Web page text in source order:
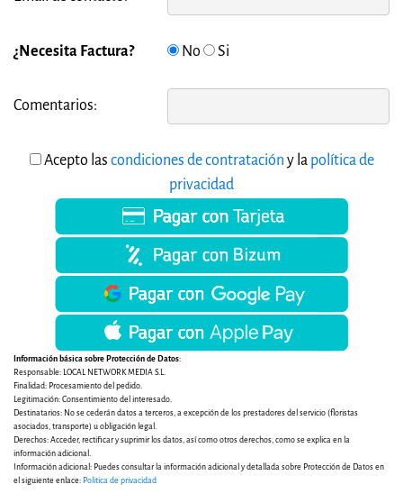
¿Necesita Factura? No Si
Comentarios:
Acepto las condiciones de contratación y la política de
privacidad
Información básica sobre Protección de Datos:
Responsable: LOCAL NETWORK MEDIA S.L.
Finalidad: Procesamiento del pedido.
Legitimación: Consentimiento del interesado.
Destinatarios: No se cederán datos a terceros, a excepción de los prestadores del servicio (floristas
asociados, transporte) u obligación legal.
Derechos: Acceder, rectificar y suprimir los datos, así como otros derechos, como se explica en la
información adicional.
Información adicional: Puedes consultar la información adicional y detallada sobre Protección de Datos en
el siguiente enlace: Politica de privacidad